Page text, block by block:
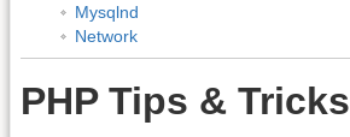
Mysqlnd
Network
PHP Tips & Tricks